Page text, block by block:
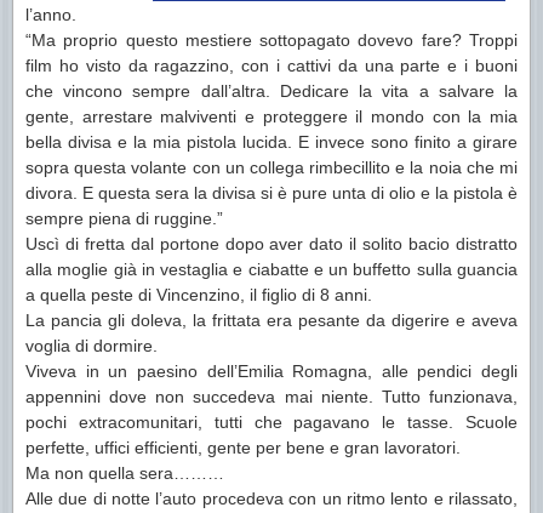
l’anno.
“Ma proprio questo mestiere sottopagato dovevo fare? Troppi
film ho visto da ragazzino, con i cattivi da una parte e i buoni
che vincono sempre dall’altra. Dedicare la vita a salvare la
gente, arrestare malviventi e proteggere il mondo con la mia
bella divisa e la mia pistola lucida. E invece sono finito a girare
sopra questa volante con un collega rimbecillito e la noia che mi
divora. E questa sera la divisa si è pure unta di olio e la pistola è
sempre piena di ruggine.”
Uscì di fretta dal portone dopo aver dato il solito bacio distratto
alla moglie già in vestaglia e ciabatte e un buffetto sulla guancia
a quella peste di Vincenzino, il figlio di 8 anni.
La pancia gli doleva, la frittata era pesante da digerire e aveva
voglia di dormire.
Viveva in un paesino dell’Emilia Romagna, alle pendici degli
appennini dove non succedeva mai niente. Tutto funzionava,
pochi extracomunitari, tutti che pagavano le tasse. Scuole
perfette, uffici efficienti, gente per bene e gran lavoratori.
Ma non quella sera………
Alle due di notte l’auto procedeva con un ritmo lento e rilassato,